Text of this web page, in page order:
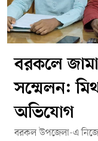
বরকলে
সম্মেলন:
অভিযোগ
বরকল উপজেলা-এ